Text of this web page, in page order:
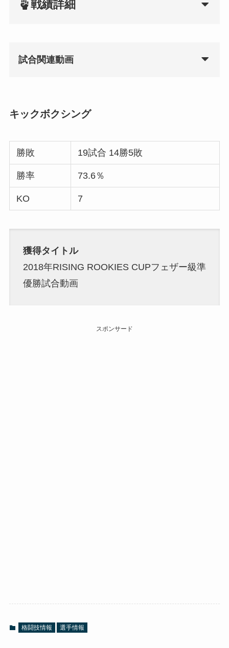
戦績詳細
試合関連動画
キックボクシング
勝敗 19試合 14勝5敗
勝率 73.6％
KO 7
獲得タイトル
2018年RISING ROOKIES CUPフェザー級準
優勝試合動画
スポンサード
格闘技情報 選手情報